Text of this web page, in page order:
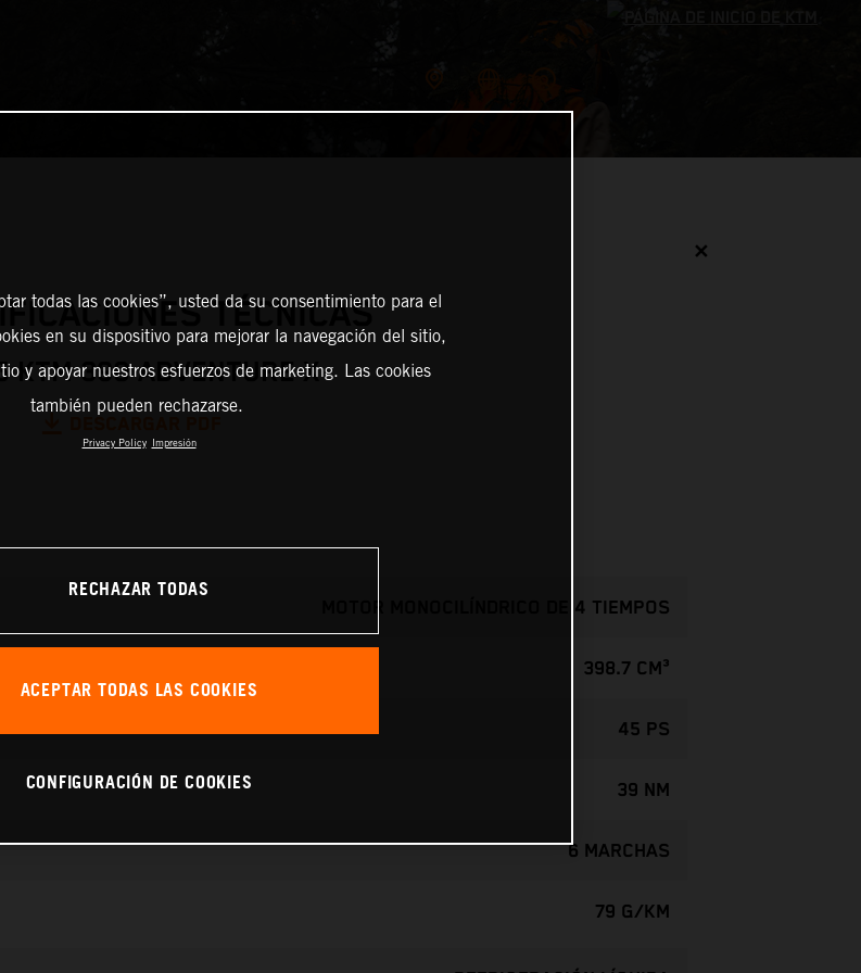
✕
TÉCNICAS
KTM 390 ADVENTURE X
MOTOR MONOCILÍNDRICO DE 4 TIEMPOS
398.7 CM³
45 PS
39 NM
6 MARCHAS
79 G/KM
todas las cookies”, usted da su consentimiento para el
en su dispositivo para mejorar la navegación del sitio,
y apoyar nuestros esfuerzos de marketing. Las cookies
también pueden rechazarse.
Privacy Policy Impresión
RECHAZAR TODAS
ACEPTAR TODAS LAS COOKIES
CONFIGURACIÓN DE COOKIES